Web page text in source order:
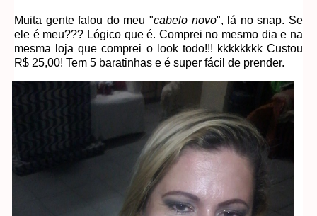
Muita gente falou do meu "cabelo novo", lá no snap. Se
ele é meu??? Lógico que é. Comprei no mesmo dia e na
mesma loja que comprei o look todo!!! kkkkkkkk Custou
R$ 25,00! Tem 5 baratinhas e é super fácil de prender.